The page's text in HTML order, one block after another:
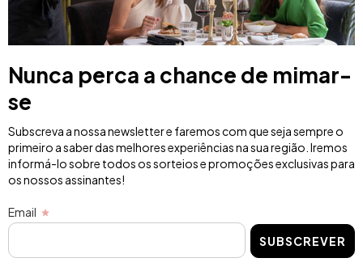
Nunca perca a chance de mimar-
se
Subscreva a nossa newsletter e faremos com que seja sempre o
primeiro a saber das melhores experiências na sua região. Iremos
informá-lo sobre todos os sorteios e promoções exclusivas para
os nossos assinantes!
Email
SUBSCREVER